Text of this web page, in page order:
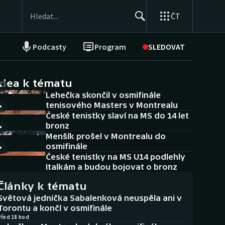
ČT
Podcasty Program SLEDOVAT
NEPŘEHLÉDNĚTE
Historické návraty
Aplikace ČT sport
AZ kvíz
k tématu
Lehečka skončil v osmifinále
tenisového Masters v Montrealu
České tenistky slaví na MS do 14 let
bronz
Menšík prošel v Montrealu do
osmifinále
České tenistky na MS U14 podlehly
Italkám a budou bojovat o bronz
k tématu
jednička Sabalenková neuspěla ani v
a končí v osmifinále
18 hod